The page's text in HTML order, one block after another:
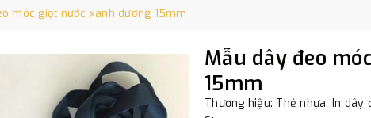
móc giọt nước xanh dương 15mm
Mẫu dây đeo
15mm
Thương hiệu: Thẻ nhựa, In dây